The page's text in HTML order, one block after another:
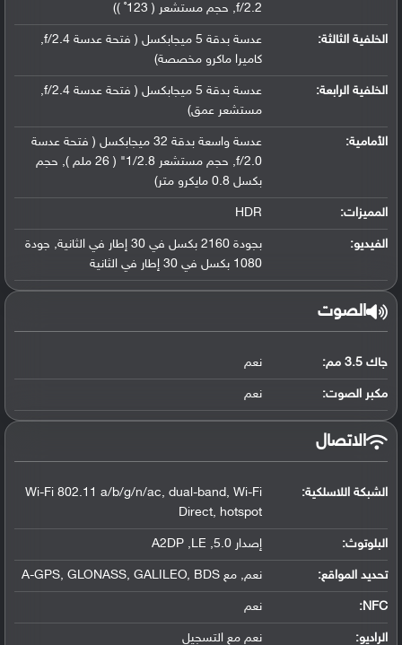
f/2.2, حجم مستشعر ( 123˚ ))
الخلفية الثالثة:
عدسة بدقة 5 ميجابكسل ( فتحة عدسة f/2.4,
كاميرا ماكرو مخصصة)
الخلفية الرابعة:
عدسة بدقة 5 ميجابكسل ( فتحة عدسة f/2.4,
مستشعر عمق)
الأمامية:
عدسة واسعة بدقة 32 ميجابكسل ( فتحة عدسة
f/2.0, حجم مستشعر 1/2.8" ( 26 ملم ), حجم
بكسل 0.8 مايكرو متر)
المميزات: HDR
الفيديو:
بجودة 2160 بكسل في 30 إطار في الثانية, جودة
1080 بكسل في 30 إطار في الثانية
الصوت
جاك 3.5 مم: نعم
مكبر الصوت: نعم
الاتصال
الشبكة اللاسلكية:
Wi-Fi 802.11 a/b/g/n/ac, dual-band, Wi-Fi
Direct, hotspot
البلوتوث: إصدار 5.0, A2DP ,LE
تحديد المواقع: نعم, مع A-GPS, GLONASS, GALILEO, BDS
NFC
: نعم
الراديو: نعم مع التسجيل